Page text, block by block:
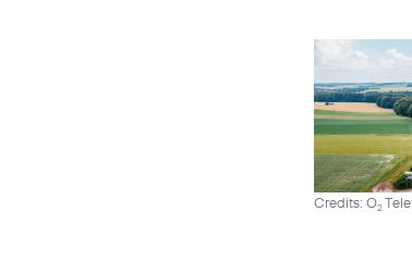
Credits: O2